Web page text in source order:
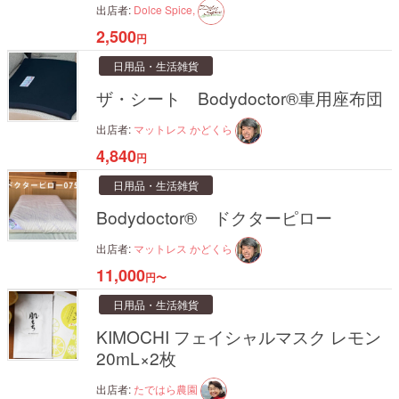
出店者: Dolce Spice,
2,500円
日用品・生活雑貨
ザ・シート Bodydoctor®車用座布団
出店者: マットレス かどくら
4,840円
日用品・生活雑貨
Bodydoctor® ドクターピロー
出店者: マットレス かどくら
11,000円〜
日用品・生活雑貨
KIMOCHI フェイシャルマスク レモン
20mL×2枚
出店者: たではら農園